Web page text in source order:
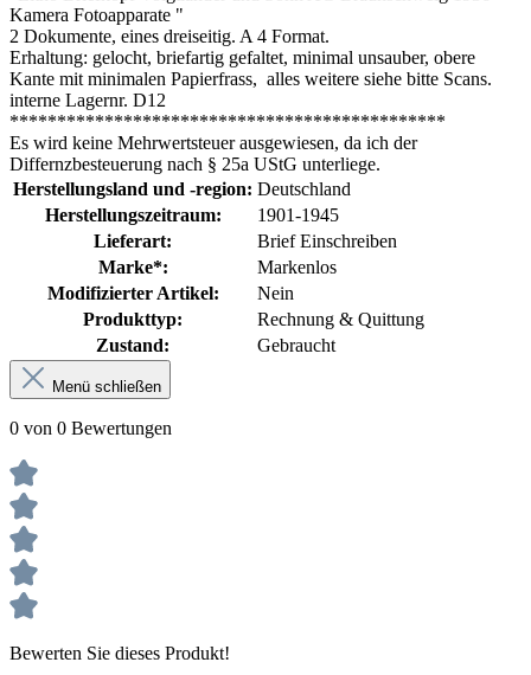
Kamera Fotoapparate "
2 Dokumente, eines dreiseitig. A 4 Format.
Erhaltung: gelocht, briefartig gefaltet, minimal unsauber, obere
Kante mit minimalen Papierfrass, alles weitere siehe bitte Scans.
interne Lagernr. D12
**********************************************
Es wird keine Mehrwertsteuer ausgewiesen, da ich der
Differnzbesteuerung nach § 25a UStG unterliege.
Herstellungsland und -region: Deutschland
Herstellungszeitraum:
1901-1945
Lieferart:
Brief Einschreiben
Marke*:
Markenlos
Modifizierter Artikel:
Nein
Produkttyp:
Rechnung & Quittung
Zustand:
Gebraucht
Menü schließen
0 von 0 Bewertungen
Bewerten Sie dieses Produkt!